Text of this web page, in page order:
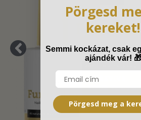
Pörgesd
kereket!
Semmi kockázat, csak
ajándék vár!
Pörgesd meg a